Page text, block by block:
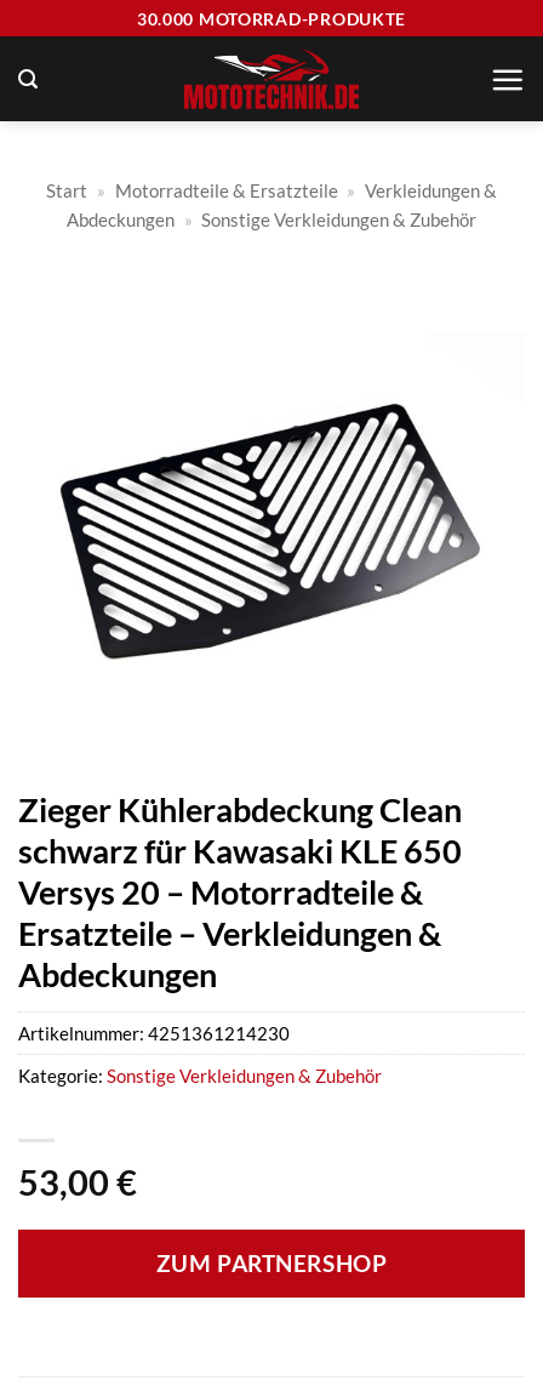
springen
30.000 MOTORRAD-PRODUKTE
Start » Motorradteile & Ersatzteile » Verkleidungen &
Abdeckungen » Sonstige Verkleidungen & Zubehör
Zieger Kühlerabdeckung Clean
schwarz für Kawasaki KLE 650
Versys 20 – Motorradteile &
Ersatzteile – Verkleidungen &
Abdeckungen
53,00 €
ZUM PARTNERSHOP
Artikelnummer: 4251361214230
Kategorie: Sonstige Verkleidungen & Zubehör